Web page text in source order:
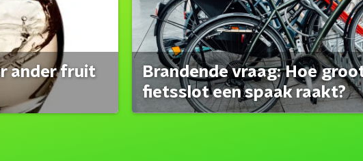
ander fruit
Brandende vraag: Hoe
fietsslot een spaak raakt?